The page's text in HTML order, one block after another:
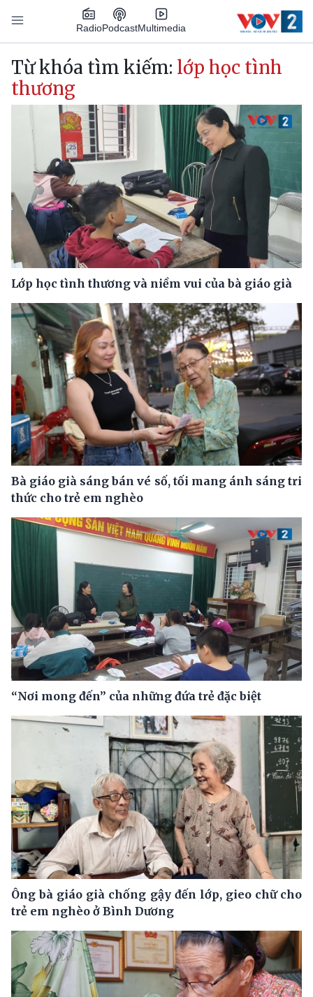
Nhảy đến nội dung
RadioPodcastMultimedia
Main navigation
Từ khóa tìm kiếm: lớp học tình
thương
Lớp học tình thương và niềm vui của bà giáo già
Bà giáo già sáng bán vé số, tối mang ánh sáng tri
thức cho trẻ em nghèo
“Nơi mong đến” của những đứa trẻ đặc biệt
Ông bà giáo già chống gậy đến lớp, gieo chữ cho
trẻ em nghèo ở Bình Dương